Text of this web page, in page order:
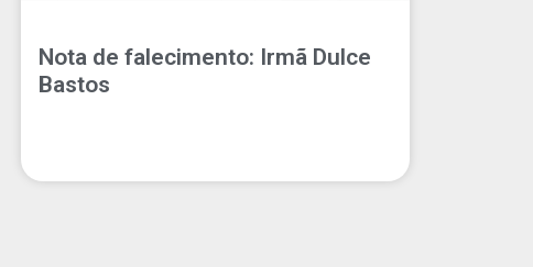
Nota de falecimento: Irmã Dulce
Bastos